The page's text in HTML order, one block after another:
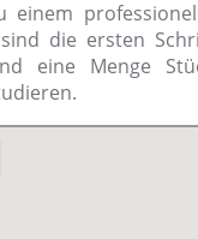
die ersten
eine Menge